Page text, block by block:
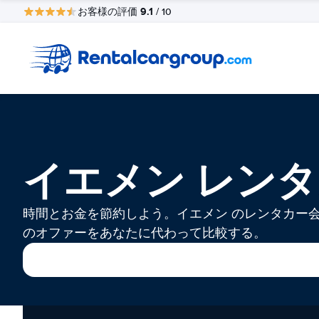
お客様の評価 9.1 / 10
イエメン レン
時間とお金を節約しよう。イエメン のレンタカー
のオファーをあなたに代わって比較する。